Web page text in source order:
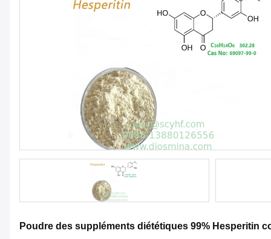
Poudre des suppléments diététiques 99% Hesperitin